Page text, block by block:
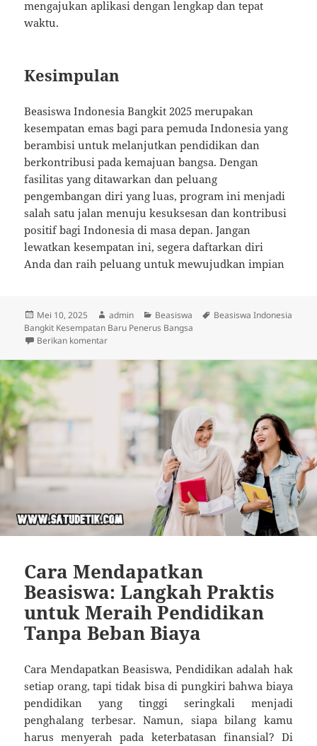
mengajukan aplikasi dengan lengkap dan tepat
waktu.
Kesimpulan
Beasiswa Indonesia Bangkit 2025 merupakan
kesempatan emas bagi para pemuda Indonesia yang
berambisi untuk melanjutkan pendidikan dan
berkontribusi pada kemajuan bangsa. Dengan
fasilitas yang ditawarkan dan peluang
pengembangan diri yang luas, program ini menjadi
salah satu jalan menuju kesuksesan dan kontribusi
positif bagi Indonesia di masa depan. Jangan
lewatkan kesempatan ini, segera daftarkan diri
Anda dan raih peluang untuk mewujudkan impian
Diposkan
pada
Mei 10, 2025 Penulis
admin Kategori
Beasiswa Tag
Beasiswa Indonesia
Bangkit Kesempatan Baru Penerus Bangsa
Berikan komentaruntuk Beasiswa Indonesia Bangkit Kesempatan
Cara Mendapatkan
Beasiswa: Langkah Praktis
untuk Meraih Pendidikan
Tanpa Beban Biaya
Cara Mendapatkan Beasiswa, Pendidikan adalah hak
setiap orang, tapi tidak bisa di pungkiri bahwa biaya
pendidikan yang tinggi seringkali menjadi
penghalang terbesar. Namun, siapa bilang kamu
harus menyerah pada keterbatasan finansial? Di